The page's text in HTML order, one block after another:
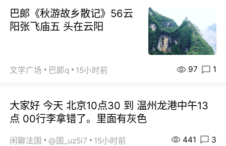
巴郞《秋游故乡散记》56云
阳张飞庙五 头在云阳
文学广场 巴郞q 15小时前 97 1
大家好 今天 北京10点30 到 温州龙港中午13
点 00行李拿错了。里面有灰色
闲聊法国 @国_uz5i7 15小时前 441 3